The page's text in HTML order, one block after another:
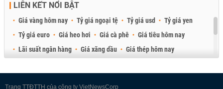
LIÊN KẾT NỔI BẬT
Giá vàng hôm nay Tỷ giá ngoại tệ Tỷ giá usd
Tỷ giá yen
Tỷ giá euro
Giá heo hơi Giá cà phê
Giá tiêu hôm nay
Lãi suất ngân hàng
Giá xăng dầu
Giá thép hôm nay
Trang TTĐTTH của công ty VietNewsCorp